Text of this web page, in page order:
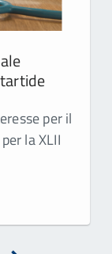
per il
la XLII